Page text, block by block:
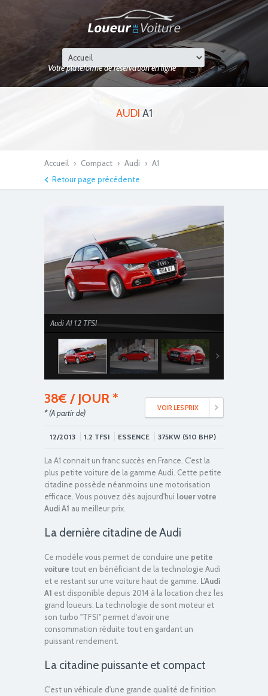
Votre plateforme de réservation en ligne
AUDI A1
Accueil › Compact › Audi › A1
Retour page précédente
Audi A1 1.2 TFSI
Consommation mixte : 5.1 l / 100 km
38€ / JOUR *
* (A partir de)
VOIR LES PRIX
12/2013 1.2 TFSI ESSENCE 375KW (510 BHP)
La A1 connait un franc succès en France. C'est la
plus petite voiture de la gamme Audi. Cette petite
citadine possède néanmoins une motorisation
efficace. Vous pouvez dès aujourd'hui louer votre
Audi A1 au meilleur prix.
La dernière citadine de Audi
Ce modèle vous permet de conduire une petite
voiture tout en bénéficiant de la technologie Audi
et e restant sur une voiture haut de gamme. L'Audi
A1 est disponible depuis 2014 à la location chez les
grand loueurs. La technologie de sont moteur et
son turbo "TFSI" permet d'avoir une
consommation réduite tout en gardant un
puissant rendement.
La citadine puissante et compact
C'est un véhicule d'une grande qualité de finition